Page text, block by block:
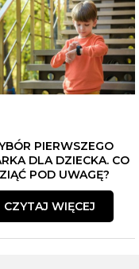
PIERWSZEGO
DLA DZIECKA. CO
POD UWAGĘ?
CZYTAJ WIĘCEJ